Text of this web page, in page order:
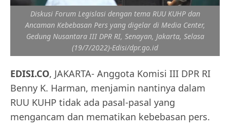
Diskusi Forum Legislasi dengan tema RUU KUHP dan
Ancaman Kebebasan Pers yang digelar di Media Center,
Gedung Nusantara III DPR RI, Senayan, Jakarta, Selasa
(19/7/2022)-Edisi/dpr.go.id
EDISI.CO, JAKARTA- Anggota Komisi III DPR RI
Benny K. Harman, menjamin nantinya dalam
RUU KUHP tidak ada pasal-pasal yang
mengancam dan mematikan kebebasan pers.